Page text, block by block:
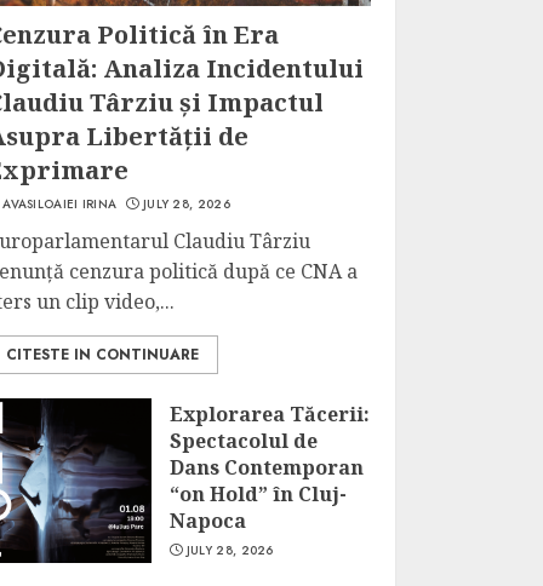
Politică în Era
Analiza Incidentului
Târziu și Impactul
Libertății de
AVASILOAIEI IRINA JULY 28, 2026
Claudiu Târziu
cenzura politică după ce CNA a
un clip video,...
CITESTE IN CONTINUARE
Explorarea Tăcerii:
Spectacolul de
Dans Contemporan
“on Hold” în Cluj-
Napoca
JULY 28, 2026